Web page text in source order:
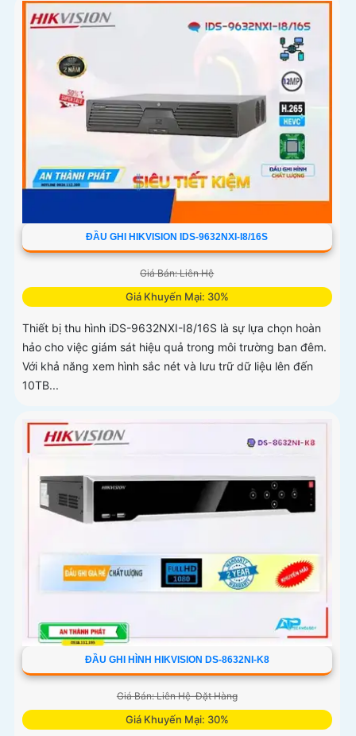
ĐẦU GHI HIKVISION IDS-9632NXI-I8/16S
Giá Bán: Liên Hệ
Giá Khuyến Mại: 30%
Thiết bị thu hình iDS-9632NXI-I8/16S là sự lựa chọn hoàn
hảo cho việc giám sát hiệu quả trong môi trường ban đêm.
Với khả năng xem hình sắc nét và lưu trữ dữ liệu lên đến
10TB...
ĐẦU GHI HÌNH HIKVISION DS-8632NI-K8
Giá Bán: Liên Hệ-Đặt Hàng
Giá Khuyến Mại: 30%